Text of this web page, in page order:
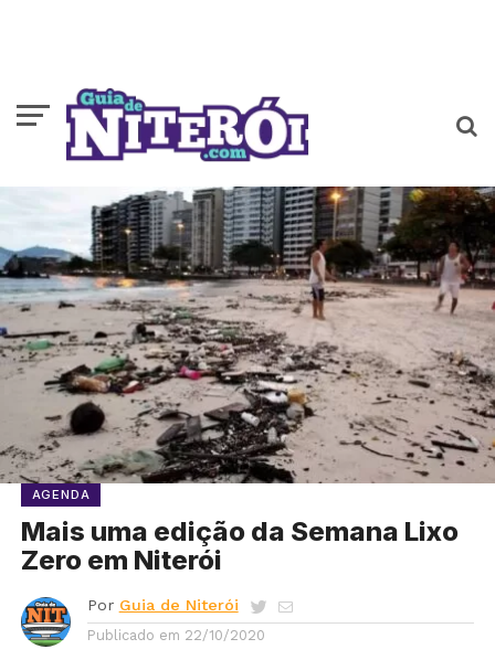
AGENDA
Mais uma edição da Semana Lixo
Zero em Niterói
Por Guia de Niterói
Publicado em 22/10/2020